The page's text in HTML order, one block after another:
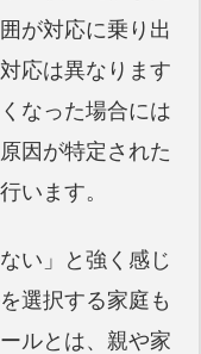
が対応に乗り出
応は異なります
なった場合には
因が特定された
います。
い」と強く感じ
選択する家庭も
ルとは、親や家